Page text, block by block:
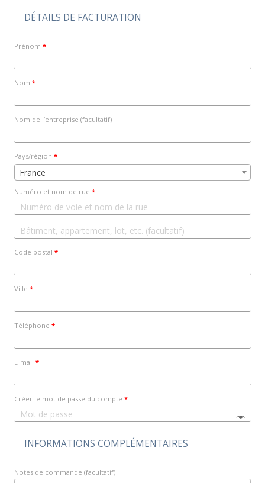
DÉTAILS DE FACTURATION
Prénom *
Nom *
Nom de l’entreprise (facultatif)
Pays/région *
France
Numéro et nom de rue *
Appartement,
suite,
unité,
Code postal *
Ville *
Téléphone *
E-mail *
Créer le mot de passe du compte *
INFORMATIONS COMPLÉMENTAIRES
Notes de commande (facultatif)